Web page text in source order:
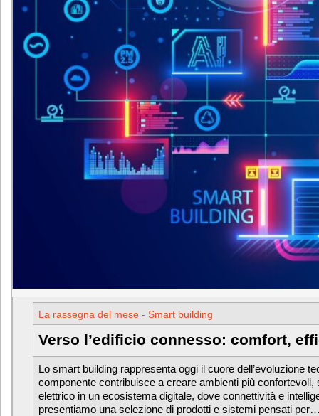
La rassegna del mese - Smart building
Verso l’edificio connesso: comfort,
Lo smart building rappresenta oggi il cuore dell’evoluzione
componente contribuisce a creare ambienti più
elettrico in un ecosistema digitale, dove connettività e
presentiamo una selezione di prodotti e sistemi pensati